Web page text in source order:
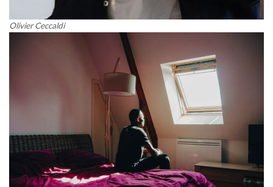
Olivier Ceccaldi